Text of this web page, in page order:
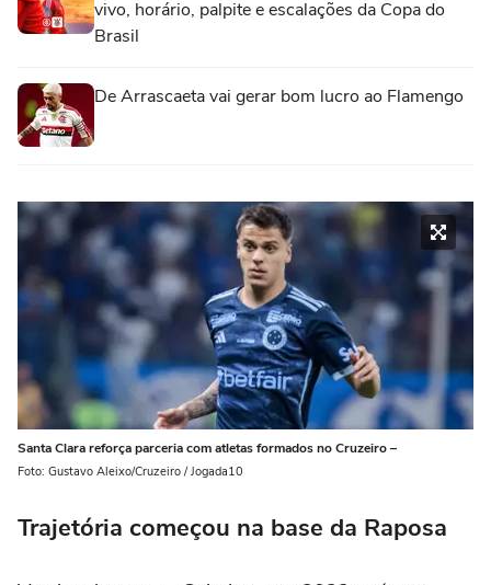
vivo, horário, palpite e escalações da Copa do
Brasil
De Arrascaeta vai gerar bom lucro ao Flamengo
Santa Clara reforça parceria com atletas formados no Cruzeiro –
Foto: Gustavo Aleixo/Cruzeiro / Jogada10
Trajetória começou na base da Raposa